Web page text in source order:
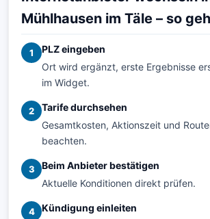
Mühlhausen im Täle – so
1
PLZ eingeben
Ort wird ergänzt, erste Ergebnisse
im Widget.
2
Tarife durchsehen
Gesamtkosten, Aktionszeit und
beachten.
3
Beim Anbieter bestätigen
Aktuelle Konditionen direkt prüfen.
4
Kündigung einleiten